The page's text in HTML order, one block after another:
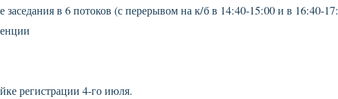
заседания в 6 потоков (с перерывом на к/б в 14:40-15:00 и в 16:40-
регистрации 4-го июля.